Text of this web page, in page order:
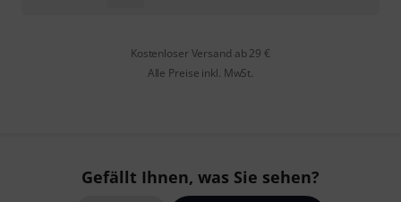
Kostenloser Versand ab 29 €
Alle Preise inkl. MwSt.
Gefällt Ihnen, was Sie sehen?